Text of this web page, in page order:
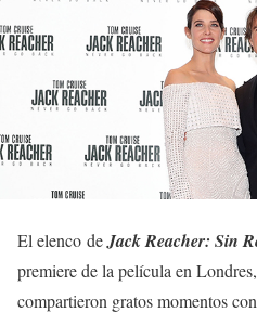
El elenco deJack Reacher: Sin
premiere de la película en
compartieron gratos momentos